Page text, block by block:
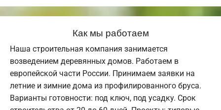
Как мы работаем
Наша строительная компания занимается
возведением деревянных домов. Работаем в
европейской части России. Принимаем заявки на
летние и зимние дома из профилированного бруса.
Варианты готовности: под ключ, под усадку. Срок